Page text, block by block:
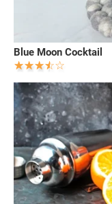
Blue Moon Cocktail